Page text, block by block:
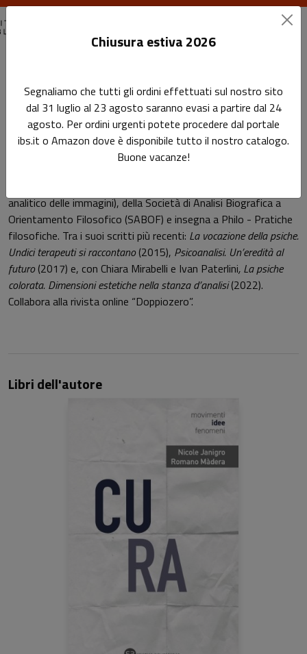
Nicole Janigro
Pagina di Nicole Janigro
analitico delle immagini), della Società di Analisi Biografica a
Orientamento Filosofico (SABOF) e insegna a Philo - Pratiche
filosofiche. Tra i suoi scritti più recenti: La vocazione della psiche.
Undici terapeuti si raccontano(2015), Psicoanalisi. Un’eredità al
futuro(2017) e, con Chiara Mirabelli e Ivan Paterlini, La psiche
colorata. Dimensioni estetiche nella stanza d’analisi(2022).
Collabora alla rivista online “Doppiozero”.
Libri dell'autore
Chiusura estiva 2026
Segnaliamo che tutti gli ordini effettuati sul nostro sito
dal 31 luglio al 23 agosto saranno evasi a partire dal 24
agosto. Per ordini urgenti potete procedere dal portale
ibs.it o Amazon dove è disponibile tutto il nostro catalogo.
Buone vacanze!